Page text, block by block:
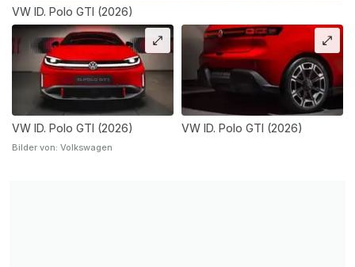
VW ID. Polo GTI (2026)
VW ID. Polo GTI (2026) VW ID. Polo GTI (2026)
Bilder von: Volkswagen